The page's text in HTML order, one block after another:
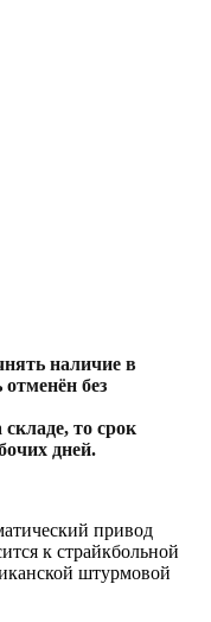
наличие в
без
то срок
дней.
привод
к страйкбольной
штурмовой